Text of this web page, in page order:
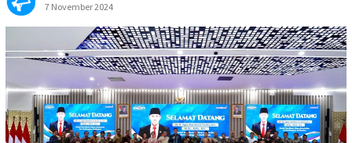
7 November 2024